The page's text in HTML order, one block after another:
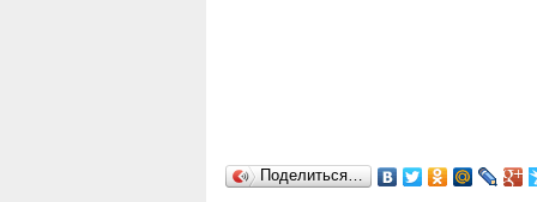
Поделиться…